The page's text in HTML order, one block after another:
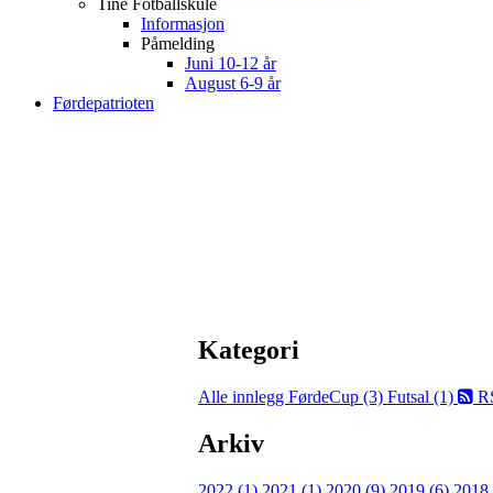
Tine Fotballskule
Informasjon
Påmelding
Juni 10-12 år
August 6-9 år
Førdepatrioten
Kategori
Alle innlegg FørdeCup (3) Futsal (1)
Arkiv